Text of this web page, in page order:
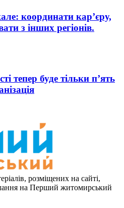
координати кар’єру,
з інших регіонів.
тепер буде тільки п’ять
розміщених на сайті,
на Перший житомирський